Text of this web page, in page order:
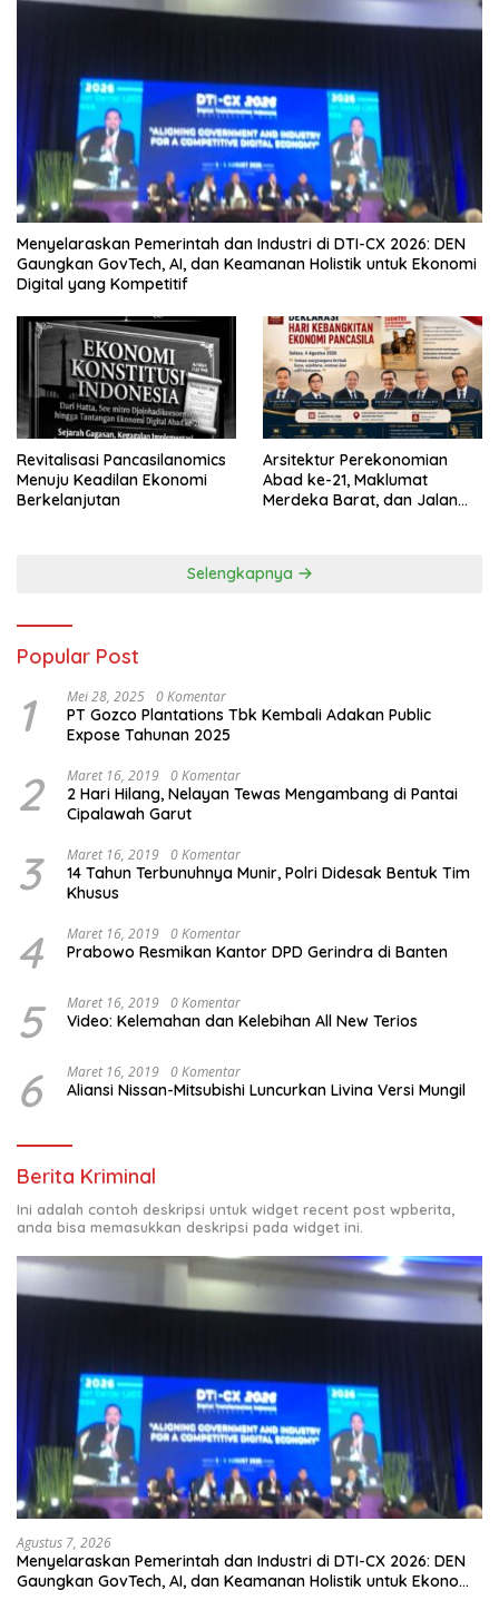
Menyelaraskan Pemerintah dan Industri di DTI-CX 2026: DEN
Gaungkan GovTech, AI, dan Keamanan Holistik untuk Ekonomi
Digital yang Kompetitif
Revitalisasi Pancasilanomics
Menuju Keadilan Ekonomi
Berkelanjutan
Arsitektur Perekonomian
Abad ke-21, Maklumat
Merdeka Barat, dan Jalan
Selengkapnya
Popular Post
1 Mei 28, 2025 0 Komentar
PT Gozco Plantations Tbk Kembali Adakan Public
Expose Tahunan 2025
2 Maret 16, 2019 0 Komentar
2 Hari Hilang, Nelayan Tewas Mengambang di Pantai
Cipalawah Garut
3 Maret 16, 2019 0 Komentar
14 Tahun Terbunuhnya Munir, Polri Didesak Bentuk Tim
Khusus
4 Maret 16, 2019 0 Komentar
Prabowo Resmikan Kantor DPD Gerindra di Banten
5 Maret 16, 2019 0 Komentar
Video: Kelemahan dan Kelebihan All New Terios
6 Maret 16, 2019 0 Komentar
Aliansi Nissan-Mitsubishi Luncurkan Livina Versi Mungil
Berita Kriminal
Ini adalah contoh deskripsi untuk widget recent post wpberita,
anda bisa memasukkan deskripsi pada widget ini.
Agustus 7, 2026
Menyelaraskan Pemerintah dan Industri di DTI-CX 2026: DEN
Gaungkan GovTech, AI, dan Keamanan Holistik untuk Ekonomi